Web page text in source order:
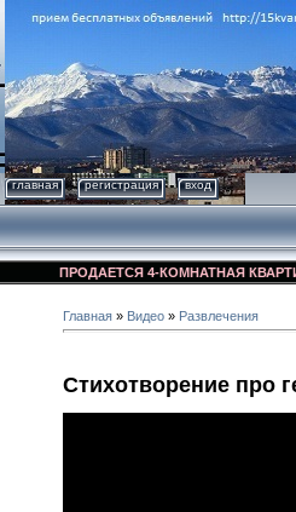
главная регистрация вход
ПРОДАЕТСЯ 4-КОМНАТНАЯ
Главная » Видео » Развлечения
Стихотворение про